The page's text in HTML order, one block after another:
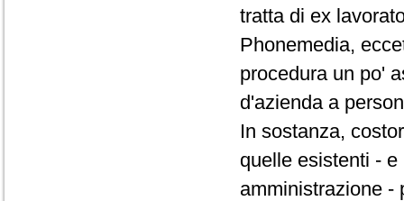
tratta di ex
Phonemedia,
procedura un po'
d'azienda a
In sostanza,
quelle esistenti -
amministrazione -